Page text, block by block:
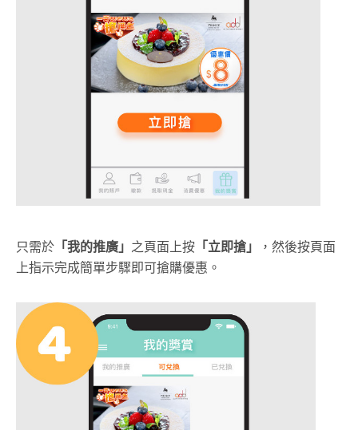
只需於 「我的推廣」 之頁面上按 「立即搶」
，然後按頁面
上指示完成簡單步驟即可搶購優惠。